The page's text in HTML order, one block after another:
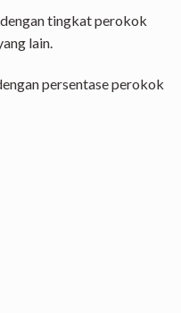
tingkat perokok
lain.
persentase perokok